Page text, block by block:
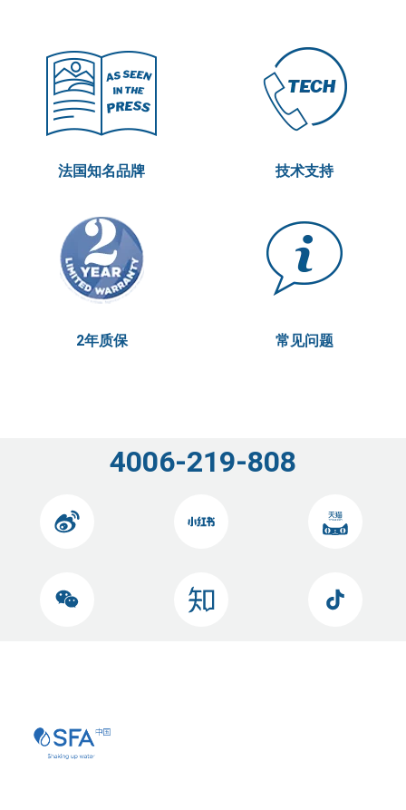
法国知名品牌 技术支持
2年质保 常见问题
4006-219-808